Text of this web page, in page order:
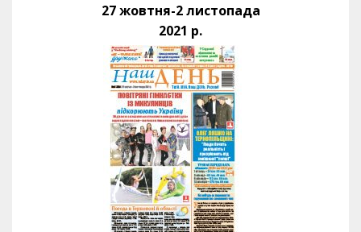
27 жовтня-2 листопада
2021 р.